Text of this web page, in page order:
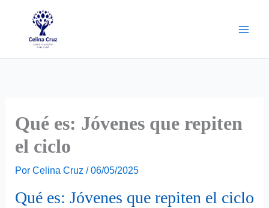
Qué es: Jóvenes que repiten
el ciclo
Por Celina Cruz / 06/05/2025
Qué es: Jóvenes que repiten el ciclo